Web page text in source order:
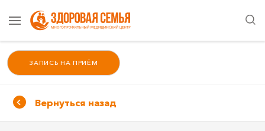
ЗАПИСЬ НА ПРИЁМ
Вернуться назад